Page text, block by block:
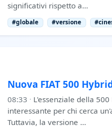
significativi rispetto a…
#globale #versione
Nuova FIAT 500
08:33 · L'essenziale della
interessante per chi cerca
Tuttavia, la versione …